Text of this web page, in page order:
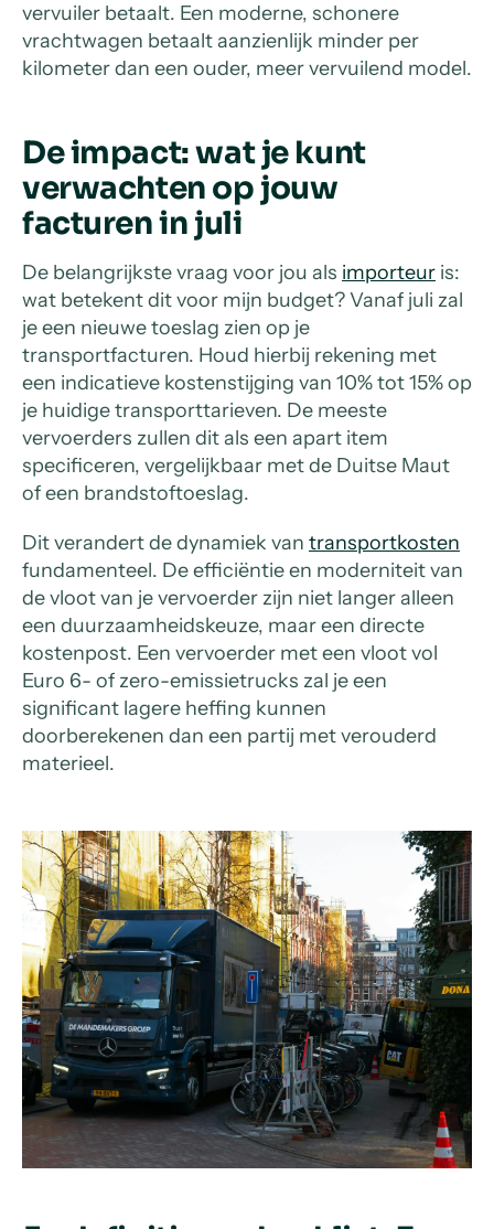
vervuiler betaalt. Een moderne, schonere
vrachtwagen betaalt aanzienlijk minder per
kilometer dan een ouder, meer vervuilend model.
De impact: wat je kunt
verwachten op jouw
facturen in juli
De belangrijkste vraag voor jou als importeur is:
wat betekent dit voor mijn budget? Vanaf juli zal
je een nieuwe toeslag zien op je
transportfacturen. Houd hierbij rekening met
een indicatieve kostenstijging van 10% tot 15% op
je huidige transporttarieven. De meeste
vervoerders zullen dit als een apart item
specificeren, vergelijkbaar met de Duitse Maut
of een brandstoftoeslag.
Dit verandert de dynamiek van transportkosten
fundamenteel. De efficiëntie en moderniteit van
de vloot van je vervoerder zijn niet langer alleen
een duurzaamheidskeuze, maar een directe
kostenpost. Een vervoerder met een vloot vol
Euro 6- of zero-emissietrucks zal je een
significant lagere heffing kunnen
doorberekenen dan een partij met verouderd
materieel.